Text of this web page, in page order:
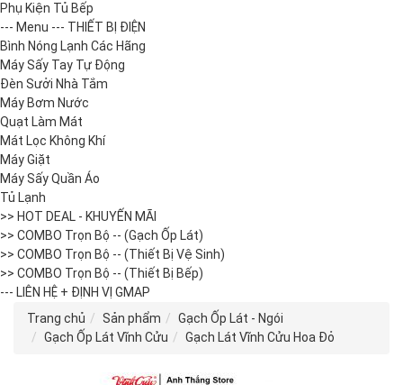
Phụ Kiện Tủ Bếp
--- Menu --- THIẾT BỊ ĐIỆN
Bình Nóng Lạnh Các Hãng
Máy Sấy Tay Tự Động
Đèn Sưởi Nhà Tắm
Máy Bơm Nước
Quạt Làm Mát
Mát Lọc Không Khí
Máy Giặt
Máy Sấy Quần Áo
Tủ Lạnh
>> HOT DEAL - KHUYẾN MÃI
>> COMBO Trọn Bộ -- (Gạch Ốp Lát)
>> COMBO Trọn Bộ -- (Thiết Bị Vệ Sinh)
>> COMBO Trọn Bộ -- (Thiết Bị Bếp)
--- LIÊN HỆ + ĐỊNH VỊ GMAP
Trang chủ
Sản phẩm
Gạch Ốp Lát - Ngói
Gạch Ốp Lát Vĩnh Cửu
Gạch Lát Vĩnh Cửu Hoa Đỏ